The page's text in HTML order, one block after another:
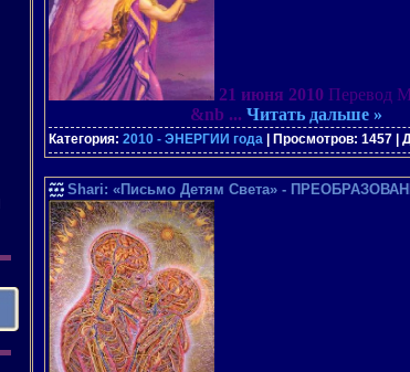
21 июня 2010 Перевод
&nb ... Читать дальше »
Категория: 2010 - ЭНЕРГИИ года | Просмотров: 1457 |
Shari: «Письмо Детям Света» -